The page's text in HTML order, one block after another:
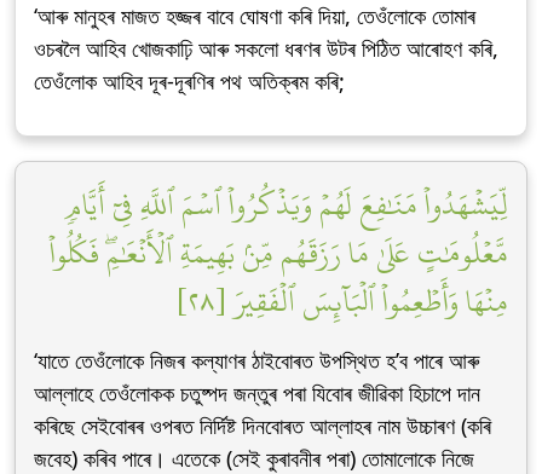
‘আৰু মানুহৰ মাজত হজ্জৰ বাবে ঘোষণা কৰি দিয়া, তেওঁলোকে তোমাৰ
ওচৰলৈ আহিব খোজকাঢ়ি আৰু সকলো ধৰণৰ উটৰ পিঠিত আৰোহণ কৰি,
তেওঁলোক আহিব দূৰ-দূৰণিৰ পথ অতিক্ৰম কৰি;
لِّيَشۡهَدُواْ مَنَٰفِعَ لَهُمۡ وَيَذۡكُرُواْ ٱسۡمَ ٱللَّهِ فِيٓ أَيَّامٖ
مَّعۡلُومَٰتٍ عَلَىٰ مَا رَزَقَهُم مِّنۢ بَهِيمَةِ ٱلۡأَنۡعَٰمِۖ فَكُلُواْ
مِنۡهَا وَأَطۡعِمُواْ ٱلۡبَآئِسَ ٱلۡفَقِيرَ [٢٨]
‘যাতে তেওঁলোকে নিজৰ কল্যাণৰ ঠাইবোৰত উপস্থিত হ’ব পাৰে আৰু
আল্লাহে তেওঁলোকক চতুষ্পদ জন্তুৰ পৰা যিবোৰ জীৱিকা হিচাপে দান
কৰিছে সেইবোৰৰ ওপৰত নিৰ্দিষ্ট দিনবোৰত আল্লাহৰ নাম উচ্চাৰণ (কৰি
জবেহ) কৰিব পাৰে। এতেকে (সেই কুৰাবনীৰ পৰা) তোমালোকে নিজে